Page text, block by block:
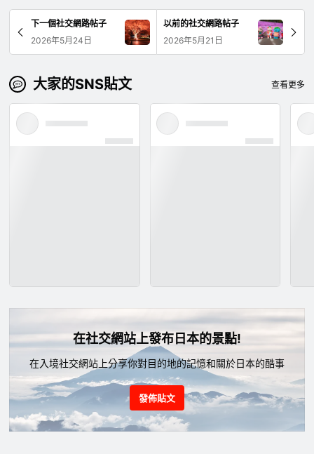
下一個社交網路帖子
2026年5月24日
以前的社交網路帖子
2026年5月21日
大家的SNS貼文 查看更多
在社交網站上發布日本的景點!
在入境社交網站上分享你對目的地的記憶和關於日本的酷事
發佈貼文